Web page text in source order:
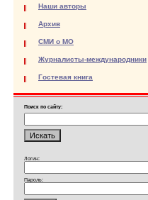
Наши авторы
Архив
СМИ о МО
Журналисты-международники
Гостевая книга
Поиск по сайту:
Логин:
Пароль: